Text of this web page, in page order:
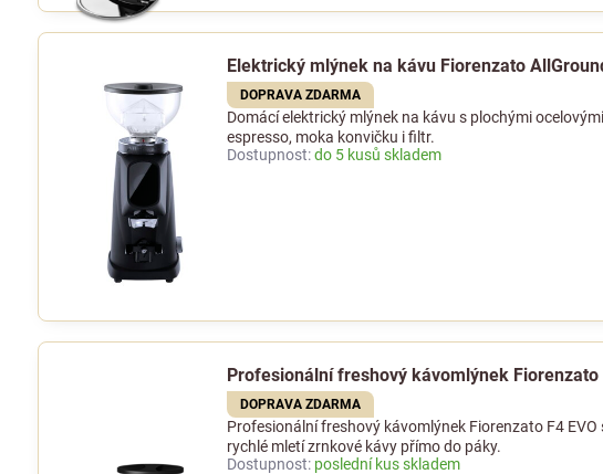
Elektrický mlýnek na kávu Fiorenzato
DOPRAVA ZDARMA
Domácí elektrický mlýnek na kávu s plochými
espresso, moka konvičku i filtr.
Dostupnost: do 5 kusů skladem
Profesionální freshový kávomlýnek
DOPRAVA ZDARMA
Profesionální freshový kávomlýnek Fiorenzato F4
rychlé mletí zrnkové kávy přímo do páky.
Dostupnost: poslední kus skladem